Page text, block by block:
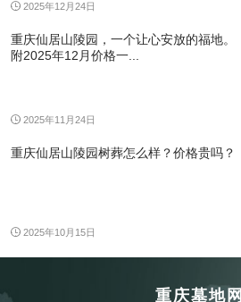
2025年12月24日
重庆仙居山陵园，一个让心安放的福地。
附2025年12月价格一...
2025年11月24日
重庆仙居山陵园树葬怎么样？价格贵吗？
2025年10月15日
重庆墓地网